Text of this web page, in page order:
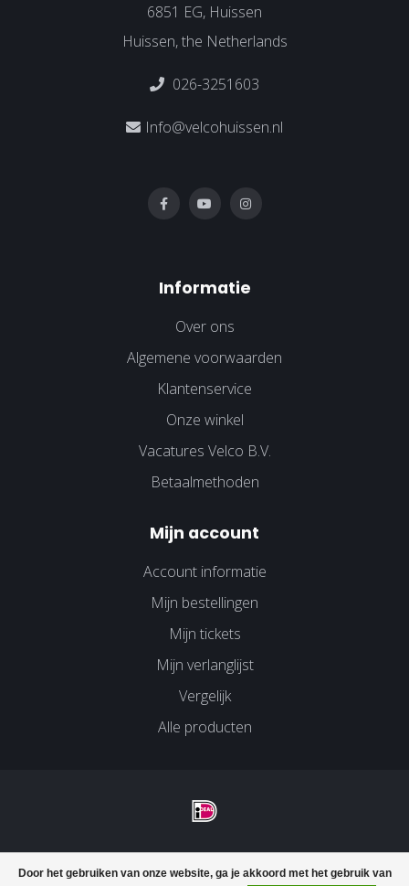
Door het gebruiken van onze website, ga je akkoord met het gebruik van
6851 EG, Huissen
Huissen, the Netherlands
026-3251603
Info@velcohuissen.nl
Informatie
Over ons
Algemene voorwaarden
Klantenservice
Onze winkel
Vacatures Velco B.V.
Betaalmethoden
Mijn account
Account informatie
Mijn bestellingen
Mijn tickets
Mijn verlanglijst
Vergelijk
Alle producten
© Copyright 2026 Velco Huissen - Powered byLightspeed-